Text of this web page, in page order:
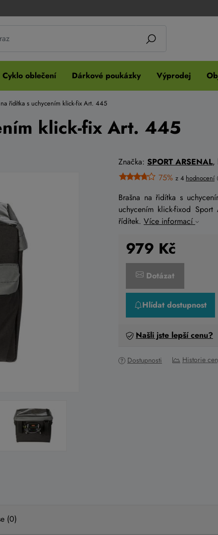
Cyklo oblečení Dárkové poukázky Výprodej
na řidítka s uchycením klick-fix Art. 445
klick-fix Art. 445
Značka: SPORT ARSENAL,
75% z 4 hodnocení
Brašna na řidítka s
uchycením klick-fixod
řídítek. Více informací
979 Kč
Dotázat
Hlídat dostupnost
Našli jste lepší cenu?
Dostupnosti Historie
(0)